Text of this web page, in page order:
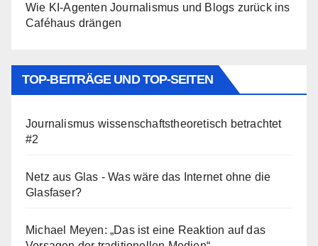
Wie KI-Agenten Journalismus und Blogs zurück ins
Caféhaus drängen
TOP-BEITRÄGE UND TOP-SEITEN
Journalismus wissenschaftstheoretisch betrachtet
#2
Netz aus Glas - Was wäre das Internet ohne die
Glasfaser?
Michael Meyen: „Das ist eine Reaktion auf das